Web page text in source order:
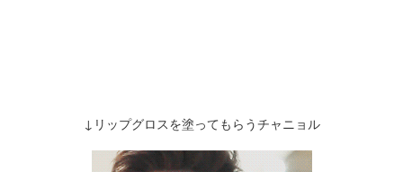
↓リップグロスを塗ってもらうチャニョル